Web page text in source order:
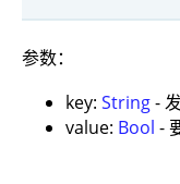
参数：
key: String-
value: Bool -